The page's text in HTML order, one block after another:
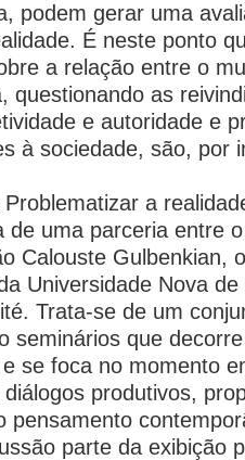
podem gerar uma
É neste ponto
a relação entre o
questionando as
e autoridade e
à sociedade, são, por
a
de uma parceria entre
Calouste Gulbenkian,
Universidade Nova
Trata-se de um
seminários que
se foca no momento
produtivos,
pensamento
parte da exibição